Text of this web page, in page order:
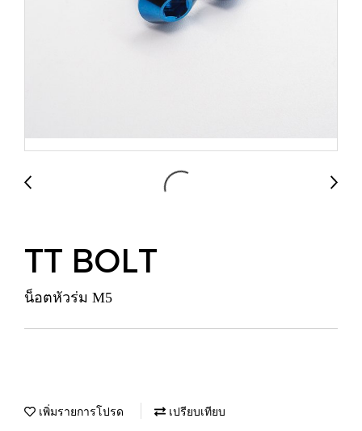
TT BOLT
น็อตหัวร่ม M5
เพิ่มรายการโปรด เปรียบเทียบ